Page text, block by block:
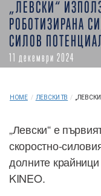
„ЛЕВСКИ“
РОБОТИЗИРАНА
СИЛОВ
11 декември 2024
HOME / ЛЕВСКИ ТВ /
„Левски“ е
скоростно-
долните
KINEO.